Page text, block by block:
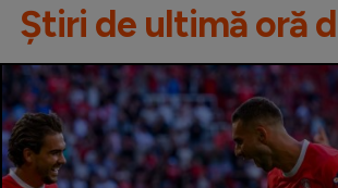
Știri de ultimă oră